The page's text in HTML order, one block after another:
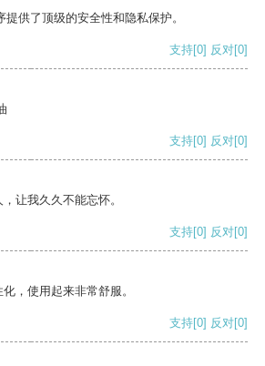
供了顶级的安全性和隐私保护。
支持[0] 反对[0]
支持[0] 反对[0]
让我久久不能忘怀。
支持[0] 反对[0]
，使用起来非常舒服。
支持[0] 反对[0]